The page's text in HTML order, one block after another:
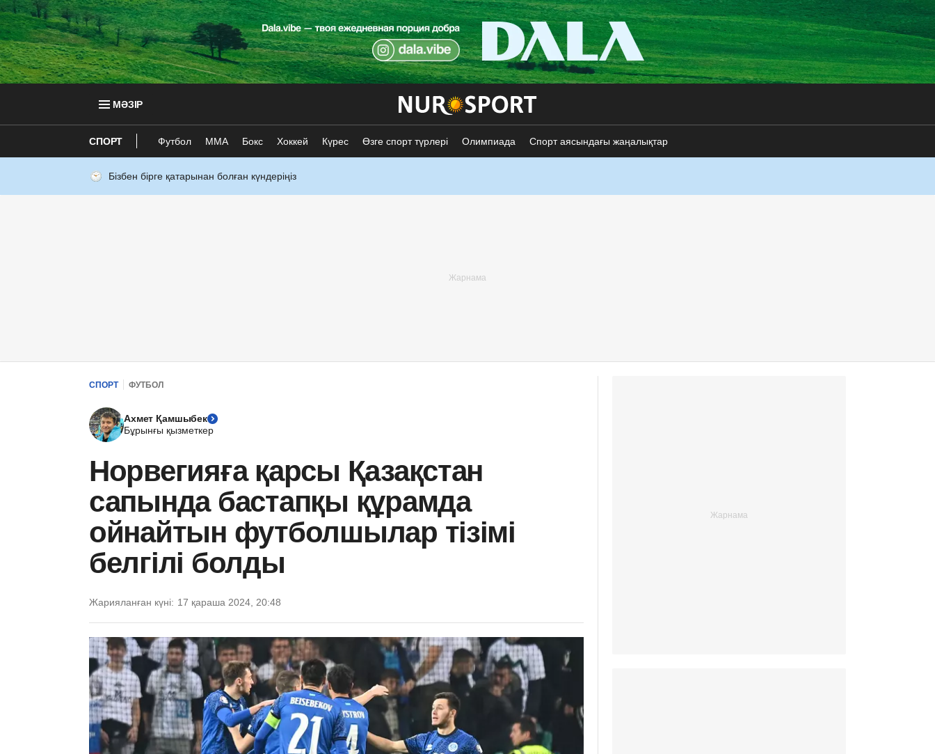
МӘЗІР
СПОРТ Футбол ММА Бокс Хоккей Күрес Өзге спорт түрлері Олимпиада Спорт аясындағы жаңалықтар
Бізбен бірге қатарынан болған күндеріңіз
СПОРТ ФУТБОЛ
Ахмет Қамшыбек
Бұрынғы қызметкер
Норвегияға қарсы Қазақстан
сапында бастапқы құрамда
ойнайтын футболшылар тізімі
белгілі болды
Жарияланған күні: 17 қараша 2024, 20:48